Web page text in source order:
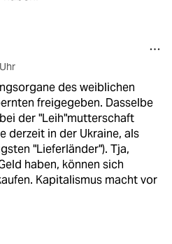
des weiblichen
freigegeben. Dasselbe
der "Leih"mutterschaft
derzeit in der Ukraine, als
"Lieferländer"). Tja,
haben, können sich
Kapitalismus macht vor